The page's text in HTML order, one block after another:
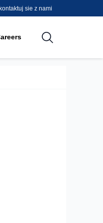
sie z nami